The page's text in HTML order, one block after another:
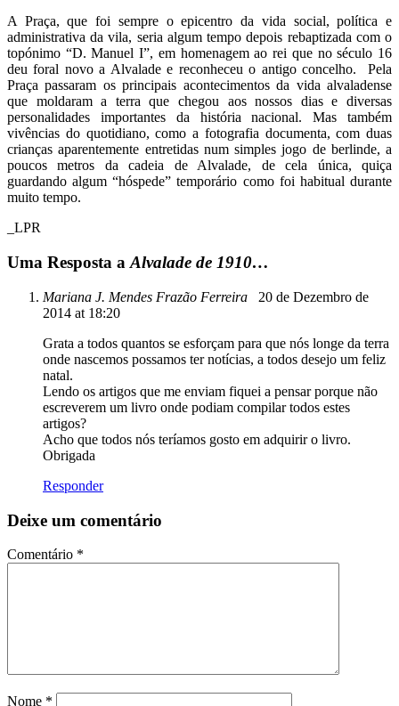
A Praça, que foi sempre o epicentro da vida social, política e
administrativa da vila, seria algum tempo depois rebaptizada com o
topónimo “D. Manuel I”, em homenagem ao rei que no século 16
deu foral novo a Alvalade e reconheceu o antigo concelho. Pela
Praça passaram os principais acontecimentos da vida alvaladense
que moldaram a terra que chegou aos nossos dias e diversas
personalidades importantes da história nacional. Mas também
vivências do quotidiano, como a fotografia documenta, com duas
crianças aparentemente entretidas num simples jogo de berlinde, a
poucos metros da cadeia de Alvalade, de cela única, quiça
guardando algum “hóspede” temporário como foi habitual durante
muito tempo.
_LPR
Uma Resposta a Alvalade de 1910…
Mariana J. Mendes Frazão Ferreira
20 de Dezembro de
2014 at 18:20
Grata a todos quantos se esforçam para que nós longe da terra
onde nascemos possamos ter notícias, a todos desejo um feliz
natal.
Lendo os artigos que me enviam fiquei a pensar porque não
escreverem um livro onde podiam compilar todos estes
artigos?
Acho que todos nós teríamos gosto em adquirir o livro.
Obrigada
Responder
Deixe um comentário
Comentário *
Nome *